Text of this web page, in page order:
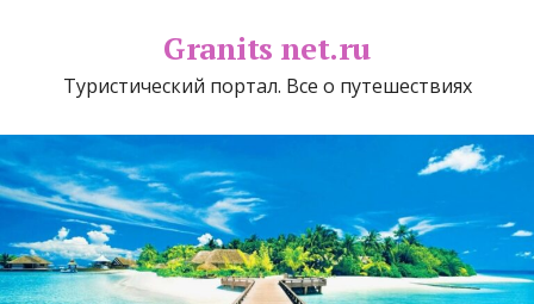
Granits net.ru
Туристический портал. Все о путешествиях